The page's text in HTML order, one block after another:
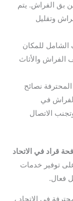
بق الفراش. يتم
وتقليل
الشامل للمكان
والأثاث
المحترفة نصائح
في
الاتصال
قراد في الاتحاد
توفير خدمات
فعال.
في الاتحاد ،